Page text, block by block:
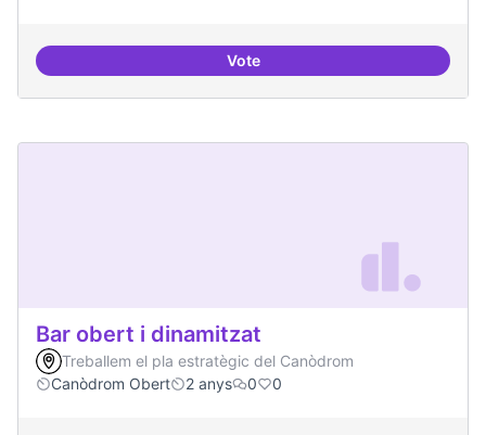
VotePrograma cultural a nivell de
Bar obert i dinamitzat
Treballem el pla estratègic del Canòdrom
Canòdrom Obert
2 anys 0 0